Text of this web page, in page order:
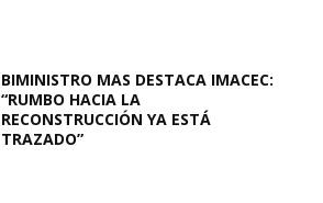
BIMINISTRO MAS DESTACA IMACEC:
“RUMBO HACIA LA
RECONSTRUCCIÓN YA ESTÁ
TRAZADO”